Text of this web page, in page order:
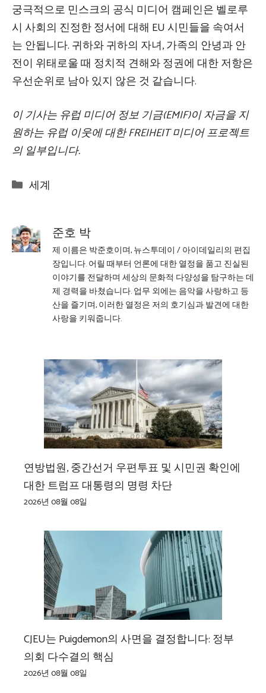
궁극적으로 민스크의 공식 미디어 캠페인은 벨로루
시 사회의 진정한 정서에 대해 EU 시민들을 속여서
는 안됩니다. 귀하와 귀하의 자녀, 가족의 안녕과 안
전이 위태로울 때 정치적 견해와 정권에 대한 저항은
우선순위로 남아 있지 않은 것 같습니다.
이 기사는 유럽 미디어 정보 기금(EMIF)이 자금을 지
원하는 유럽 이웃에 대한 FREIHEIT 미디어 프로젝트
의 일부입니다.
Categories
세계
준호 박
제 이름은 박준호이며, 뉴스투데이 / 아이데일리의 편집
장입니다. 어릴 때부터 언론에 대한 열정을 품고 진실된
이야기를 전달하며 세상의 문화적 다양성을 탐구하는 데
제 경력을 바쳤습니다. 업무 외에는 음악을 사랑하고 등
산을 즐기며, 이러한 열정은 저의 호기심과 발견에 대한
사랑을 키워줍니다.
연방법원, 중간선거 우편투표 및 시민권 확인에
대한 트럼프 대통령의 명령 차단
2026년 08월 08일
CJEU는 Puigdemon의 사면을 결정합니다: 정부
의회 다수결의 핵심
2026년 08월 08일